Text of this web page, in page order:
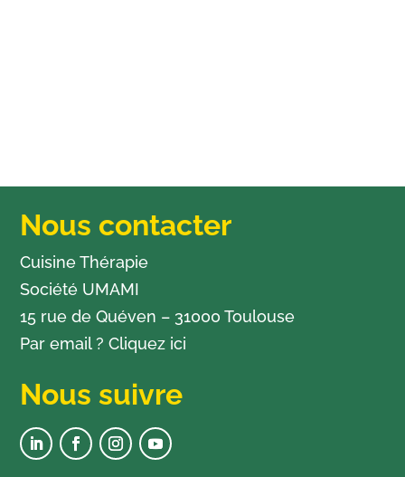
Nous contacter
Cuisine Thérapie
Société UMAMI
15 rue de Quéven – 31000 Toulouse
Par email ? Cliquez ici
Nous suivre